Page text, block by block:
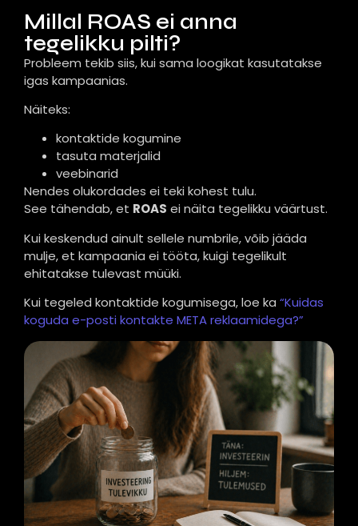
Millal ROAS ei anna
tegelikku pilti?
Probleem tekib siis, kui sama loogikat kasutatakse
igas kampaanias.
Näiteks:
kontaktide kogumine
tasuta materjalid
veebinarid
Nendes olukordades ei teki kohest tulu.
See tähendab, et ROAS ei näita tegelikku väärtust.
Kui keskendud ainult sellele numbrile, võib jääda
mulje, et kampaania ei tööta, kuigi tegelikult
ehitatakse tulevast müüki.
Kui tegeled kontaktide kogumisega, loe ka “Kuidas
koguda e-posti kontakte META reklaamidega?”